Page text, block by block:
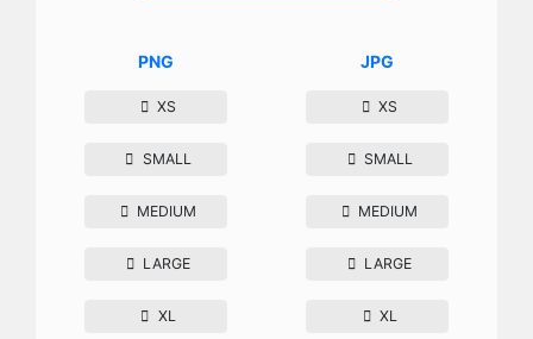
PNG
XS
SMALL
MEDIUM
LARGE
XL
JPG
XS
SMALL
MEDIUM
LARGE
XL